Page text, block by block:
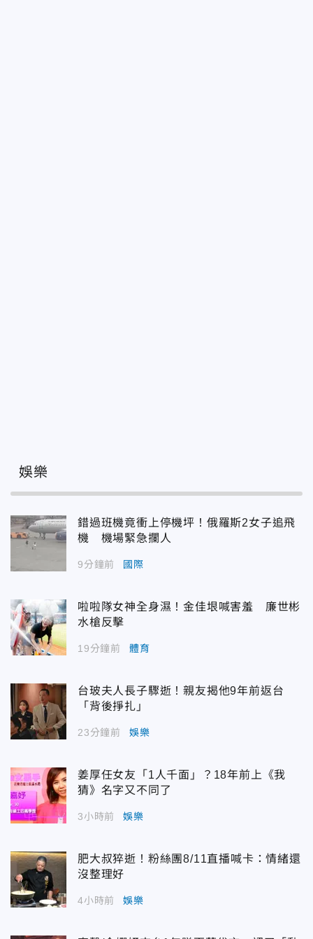
娛樂
錯過班機竟衝上停機坪！俄羅斯2女子追飛
機 機場緊急攔人
9分鐘前 國際
啦啦隊女神全身濕！金佳垠喊害羞 廉世彬
水槍反擊
19分鐘前 體育
台玻夫人長子驟逝！親友揭他9年前返台
「背後掙扎」
23分鐘前 娛樂
姜厚任女友「1人千面」？18年前上《我
猜》名字又不同了
3小時前 娛樂
肥大叔猝逝！粉絲團8/11直播喊卡：情緒還
沒整理好
4小時前 娛樂